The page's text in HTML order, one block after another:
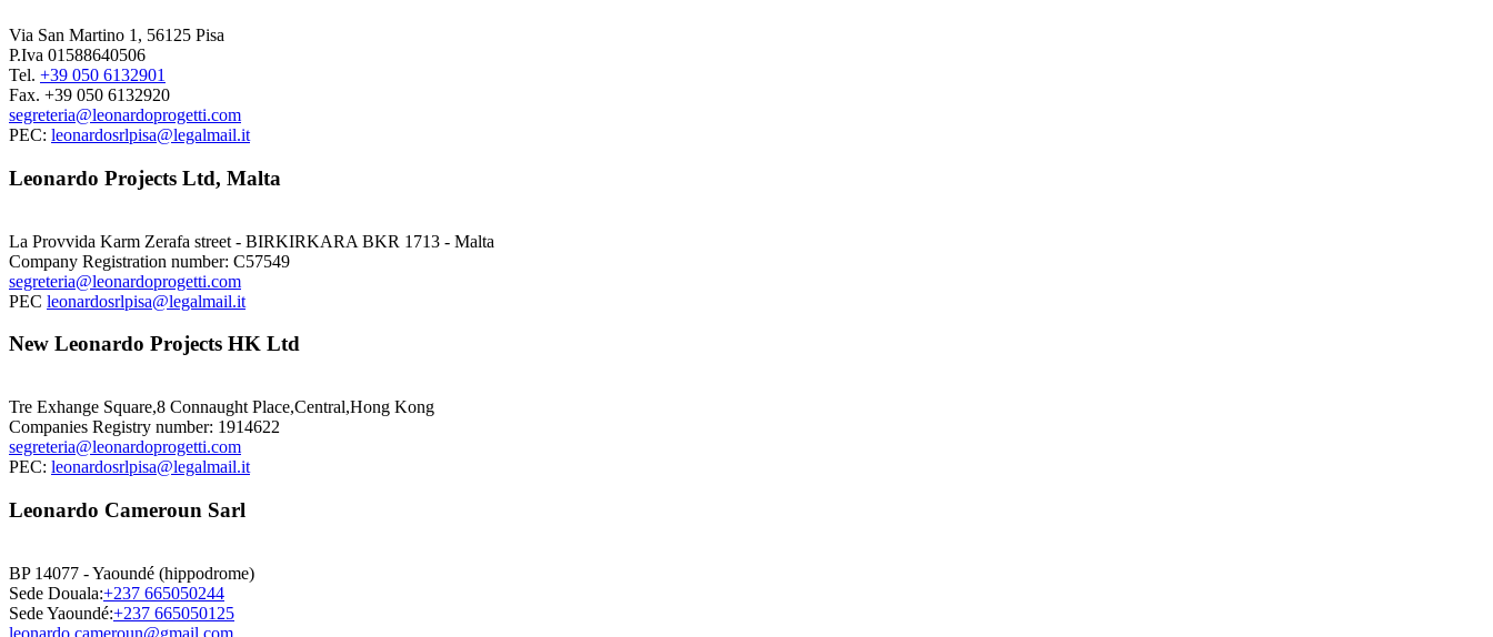
Via San Martino 1, 56125 Pisa
P.Iva 01588640506
Tel. +39 050 6132901
Fax. +39 050 6132920
segreteria@leonardoprogetti.com
PEC: leonardosrlpisa@legalmail.it
Leonardo Projects Ltd, Malta
La Provvida Karm Zerafa street - BIRKIRKARA BKR 1713 - Malta
Company Registration number: C57549
segreteria@leonardoprogetti.com
PEC leonardosrlpisa@legalmail.it
New Leonardo Projects HK Ltd
Tre Exhange Square,8 Connaught Place,Central,Hong Kong
Companies Registry number: 1914622
segreteria@leonardoprogetti.com
PEC: leonardosrlpisa@legalmail.it
Leonardo Cameroun Sarl
BP 14077 - Yaoundé (hippodrome)
Sede Douala:+237 665050244
Sede Yaoundé:+237 665050125
leonardo.cameroun@gmail.com